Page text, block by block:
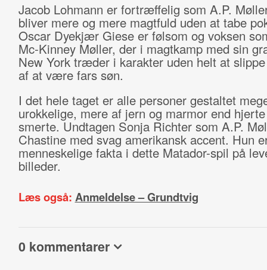
Jacob Lohmann er fortræffelig som A.P.
bliver mere og mere magtfuld uden at tabe
Oscar Dyekjær Giese er følsom og voksen
Mc-Kinney Møller, der i magtkamp med sin
New York træder i karakter uden helt at
af at være fars søn.
I det hele taget er alle personer gestaltet
urokkelige, mere af jern og marmor end
smerte. Undtagen Sonja Richter som A.P.
Chastine med svag amerikansk accent. Hun
menneskelige fakta i dette Matador-spil på
billeder.
Læs også: Anmeldelse – Grundtvig
0 kommentarer